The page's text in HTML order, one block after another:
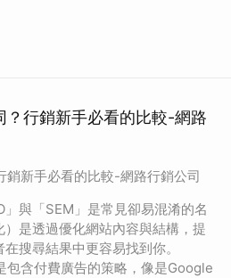
？行銷新手必看的比較-網路
銷新手必看的比較-網路行銷公司
與「SEM」是常見卻易混淆的名
是透過優化網站內容與結構，提
搜尋結果中更容易找到你。
包含付費廣告的策略，像是Google